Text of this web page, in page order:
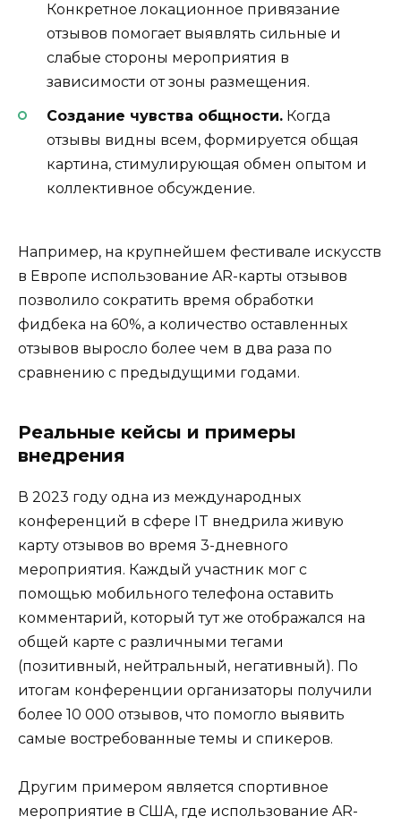
Конкретное локационное привязание
отзывов помогает выявлять сильные и
слабые стороны мероприятия в
зависимости от зоны размещения.
Создание чувства общности. Когда
отзывы видны всем, формируется общая
картина, стимулирующая обмен опытом и
коллективное обсуждение.
Например, на крупнейшем фестивале искусств
в Европе использование AR-карты отзывов
позволило сократить время обработки
фидбека на 60%, а количество оставленных
отзывов выросло более чем в два раза по
сравнению с предыдущими годами.
Реальные кейсы и примеры
внедрения
В 2023 году одна из международных
конференций в сфере IT внедрила живую
карту отзывов во время 3-дневного
мероприятия. Каждый участник мог с
помощью мобильного телефона оставить
комментарий, который тут же отображался на
общей карте с различными тегами
(позитивный, нейтральный, негативный). По
итогам конференции организаторы получили
более 10 000 отзывов, что помогло выявить
самые востребованные темы и спикеров.
Другим примером является спортивное
мероприятие в США, где использование AR-